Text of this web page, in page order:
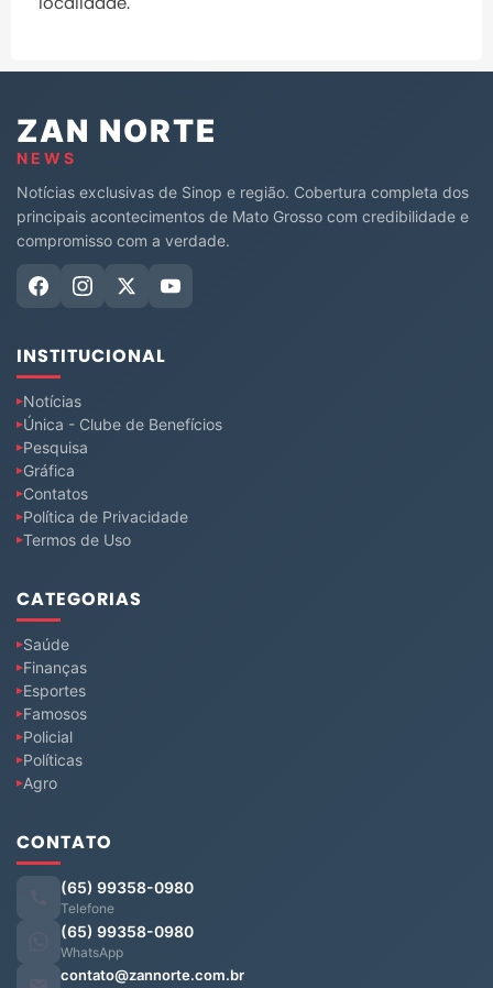
localidade.
ZAN NORTE
NEWS
Notícias exclusivas de Sinop e região. Cobertura completa dos
principais acontecimentos de Mato Grosso com credibilidade e
compromisso com a verdade.
INSTITUCIONAL
Notícias
Única - Clube de Benefícios
Pesquisa
Gráfica
Contatos
Política de Privacidade
Termos de Uso
CATEGORIAS
Saúde
Finanças
Esportes
Famosos
Policial
Políticas
Agro
CONTATO
(65) 99358-0980
Telefone
(65) 99358-0980
WhatsApp
contato@zannorte.com.br